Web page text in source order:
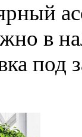
в
под